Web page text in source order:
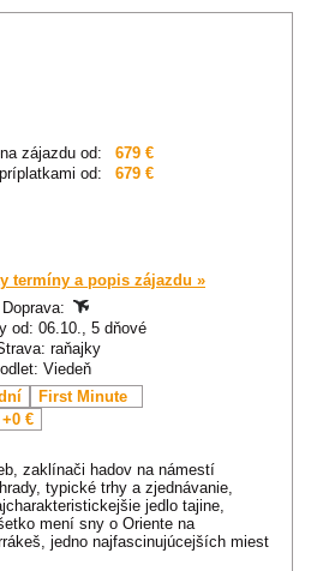
zájazdu od:
679 €
od:
679 €
termíny a popis zájazdu »
Doprava:
od: 06.10., 5 dňové
raňajky
odlet: Viedeň
First Minute
+0 €
zaklínači hadov na námestí
typické trhy a zjednávanie,
jedlo tajine,
mení sny o Oriente na
jedno najfascinujúcejších miest